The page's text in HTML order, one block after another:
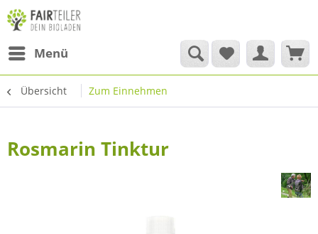
Menü
Übersicht Zum Einnehmen
Rosmarin Tinktur